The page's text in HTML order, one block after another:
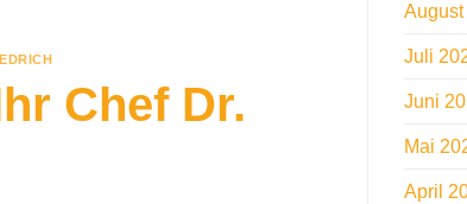
Chef Dr.
Juli
Juni
Mai
April